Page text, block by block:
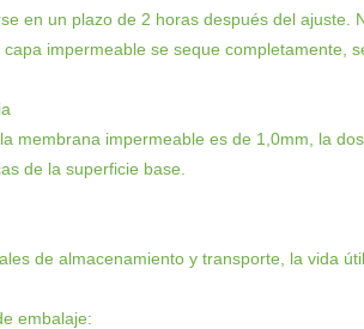
en un plazo de 2 horas después del ajuste.
impermeable se seque completamente,
membrana impermeable es de 1,0mm, la
de la superficie base.
de almacenamiento y transporte, la vida
embalaje: